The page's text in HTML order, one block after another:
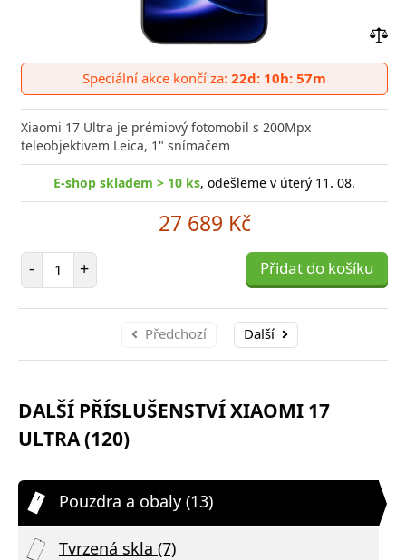
do
Speciální akce končí za: 22d: 10h: 57m
Xiaomi 17 Ultra je prémiový fotomobil s 200Mpx
teleobjektivem Leica, 1" snímačem
E-shop skladem > 10 ks, odešleme v úterý 11. 08.
27 689 Kč
- Počet položek
+ Přidat do košíku
Předchozí Další
DALŠÍ PŘÍSLUŠENSTVÍ XIAOMI 17
ULTRA (120)
Pouzdra a obaly (13)
Tvrzená skla (7)